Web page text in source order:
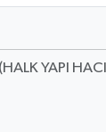
YAPI HACI